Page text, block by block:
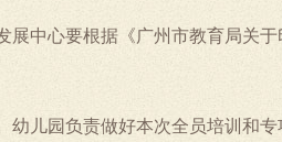
展中心要根据《广州市教育局关
幼儿园负责做好本次全员培训和